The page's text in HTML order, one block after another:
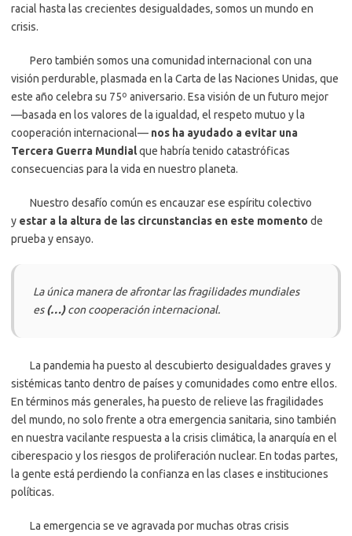
racial hasta las crecientes desigualdades, somos un mundo en
crisis.
Pero también somos una comunidad internacional con una
visión perdurable, plasmada en la Carta de las Naciones Unidas, que
este año celebra su 75º aniversario. Esa visión de un futuro mejor
—basada en los valores de la igualdad, el respeto mutuo y la
cooperación internacional— nos ha ayudado a evitar una
Tercera Guerra Mundialque habría tenido catastróficas
consecuencias para la vida en nuestro planeta.
Nuestro desafío común es encauzar ese espíritu colectivo
y estar a la altura de las circunstancias en este momento de
prueba y ensayo.
La única manera de afrontar las fragilidades mundiales
es(…)con cooperación internacional.
La pandemia ha puesto al descubierto desigualdades graves y
sistémicas tanto dentro de países y comunidades como entre ellos.
En términos más generales, ha puesto de relieve las fragilidades
del mundo, no solo frente a otra emergencia sanitaria, sino también
en nuestra vacilante respuesta a la crisis climática, la anarquía en el
ciberespacio y los riesgos de proliferación nuclear. En todas partes,
la gente está perdiendo la confianza en las clases e instituciones
políticas.
La emergencia se ve agravada por muchas otras crisis